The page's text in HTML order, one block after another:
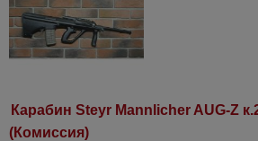
Карабин Steyr Mannlicher AUG-Z
(Комиссия)